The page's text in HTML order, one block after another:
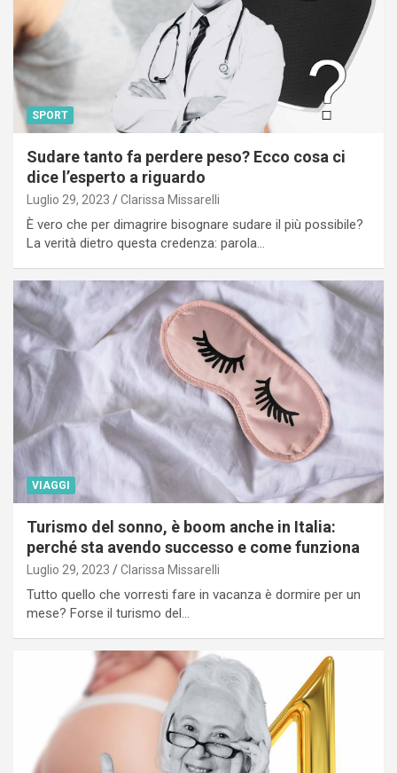
SPORT
Sudare tanto fa perdere peso? Ecco cosa ci
dice l’esperto a riguardo
Luglio 29, 2023 Clarissa Missarelli
È vero che per dimagrire bisognare sudare il più possibile?
La verità dietro questa credenza: parola…
VIAGGI
Turismo del sonno, è boom anche in Italia:
perché sta avendo successo e come funziona
Luglio 29, 2023 Clarissa Missarelli
Tutto quello che vorresti fare in vacanza è dormire per un
mese? Forse il turismo del…